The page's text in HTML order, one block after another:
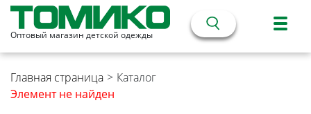
Оптовый магазин детской одежды
Главная страница > Каталог
Элемент не найден